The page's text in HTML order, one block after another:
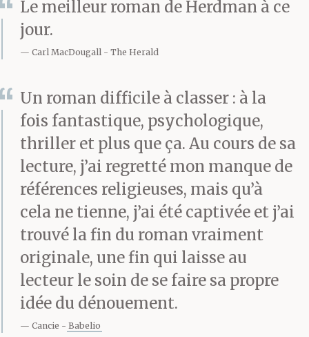
Le meilleur roman de Herdman à ce
jour.
Carl MacDougall The Herald
Un roman difficile à classer : à la
fois fantastique, psychologique,
thriller et plus que ça. Au cours de sa
lecture, j’ai regretté mon manque de
références religieuses, mais qu’à
cela ne tienne, j’ai été captivée et j’ai
trouvé la fin du roman vraiment
originale, une fin qui laisse au
lecteur le soin de se faire sa propre
idée du dénouement.
Cancie Babelio